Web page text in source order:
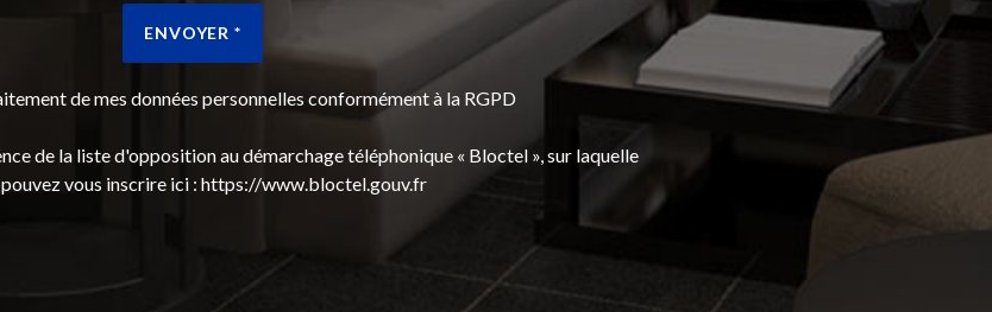
ENVOYER *
de mes données personnelles conformément à la RGPD
de la liste d'opposition au démarchage téléphonique « Bloctel », sur laquelle
vous inscrire ici : https://www.bloctel.gouv.fr